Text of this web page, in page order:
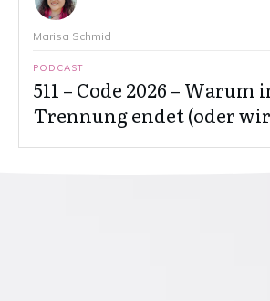
Marisa Schmid
PODCAST
511 – Code 2026 – Warum
Trennung endet (oder